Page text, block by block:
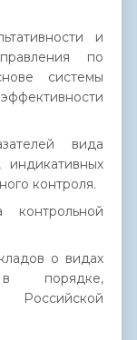
и
по
системы
вида
контроля.
контрольной
о видах
в порядке,
Российской